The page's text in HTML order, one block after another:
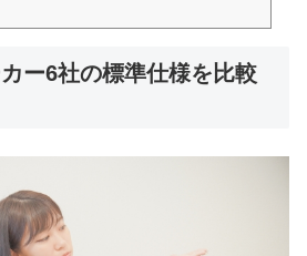
ー6社の標準仕様を比較